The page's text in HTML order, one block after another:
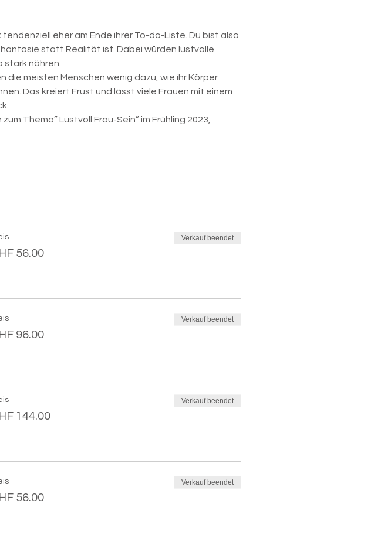
eher am Ende ihrer To-do-Liste. Du bist also
statt Realität ist. Dabei würden lustvolle
stark nähren.
die meisten Menschen wenig dazu, wie ihr Körper
Das kreiert Frust und lässt viele Frauen mit einem
Thema” Lustvoll Frau-Sein” im Frühling 2023,
56.00
Verkauf beendet
96.00
Verkauf beendet
144.00
Verkauf beendet
56.00
Verkauf beendet